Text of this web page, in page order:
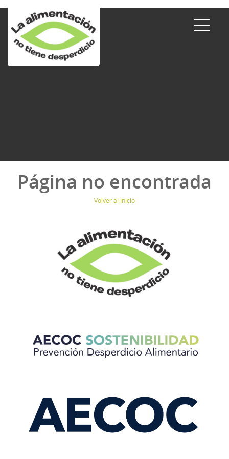
Página no encontrada
Volver al inicio